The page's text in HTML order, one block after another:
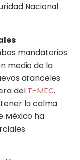
Nacional
mandatarios
medio de la
aranceles
del T-MEC.
la calma
México ha